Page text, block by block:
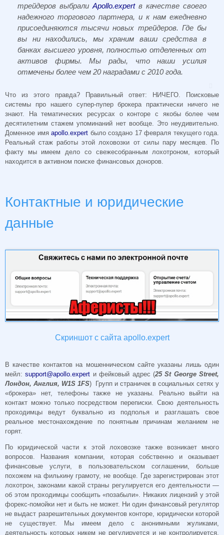
трейдеров выбрали Apollo.expertв качестве своего
надежного торгового партнера, и к нам ежедневно
присоединяются тысячи новых трейдеров. Где бы
вы ни находились, мы храним ваши средства в
банках высшего уровня, полностью отделенных от
активов фирмы. Мы рады, что наши усилия
отмечены более чем 20 наградами с 2010 года.
Что из этого правда? Правильный ответ: НИЧЕГО. Поисковые
системы про нашего супер-пупер брокера практически ничего не
знают. На тематических ресурсах о конторе с якобы более чем
десятилетним стажем упоминаний нет вообще. Это неудивительно.
Доменное имя apollo.expert было создано 17 февраля текущего года.
Реальный стаж работы этой лоховозки от силы пару месяцев. По
факту мы имеем дело со свежесобранным лохотроном, который
находится в активном поиске финансовых доноров.
Контактные и юридические
данные
Скриншот с сайта apollo.expert
В качестве контактов на мошенническом сайте указаны лишь один
мейл:support@apollo.expert и фейковый адрес (25 St George Street,
Лондон, Англия, W1S 1FS) Групп и страничек в социальных сетях у
«брокера» нет, телефоны также не указаны. Реально выйти на
контакт можно только посредством переписки. Свою деятельность
проходимцы ведут буквально из подполья и разглашать свое
реальное местонахождение по понятным причинам желанием не
горят.
По юридической части к этой лоховозке также возникает много
вопросов. Названия компании, которая собственно и оказывает
финансовые услуги, в пользовательском соглашении, больше
похожем на филькину грамоту, не вообще. Где зарегистрирован этот
лохотрон, законами какой страны регулируется его деятельности —
об этом проходимцы сообщить «позабыли». Никаких лицензий у этой
форекс-помойки нет и быть не может. Ни один финансовый регулятор
не выдаст разрешительных документов конторе, юридически которой
не существует. Мы имеем дело с анонимными жуликами,
деятельность которых никем не регулируется и не контролируется.